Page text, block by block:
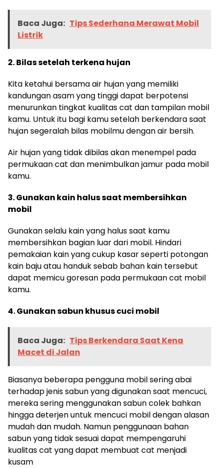
Baca Juga: Tips Sederhana Merawat Mobil
Listrik
2. Bilas setelah terkena hujan
Kita ketahui bersama air hujan yang memiliki
kandungan asam yang tinggi dapat berpotensi
menurunkan tingkat kualitas cat dan tampilan mobil
kamu. Untuk itu bagi kamu setelah berkendara saat
hujan segeralah bilas mobilmu dengan air bersih.
Air hujan yang tidak dibilas akan menempel pada
permukaan cat dan menimbulkan jamur pada mobil
kamu.
3. Gunakan kain halus saat membersihkan
mobil
Gunakan selalu kain yang halus saat kamu
membersihkan bagian luar dari mobil. Hindari
pemakaian kain yang cukup kasar seperti potongan
kain baju atau handuk sebab bahan kain tersebut
dapat memicu goresan pada permukaan cat mobil
kamu.
4. Gunakan sabun khusus cuci mobil
Baca Juga: Tips Berkendara Saat Kena
Macet di Jalan
Biasanya beberapa pengguna mobil sering abai
terhadap jenis sabun yang digunakan saat mencuci,
mereka sering menggunakan sabun colek bahkan
hingga deterjen untuk mencuci mobil dengan alasan
mudah dan mudah. Namun penggunaan bahan
sabun yang tidak sesuai dapat mempengaruhi
kualitas cat yang dapat membuat cat menjadi
kusam